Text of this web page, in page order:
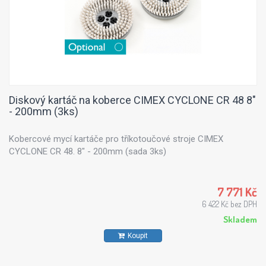
Diskový kartáč na koberce CIMEX CYCLONE CR 48 8"
- 200mm (3ks)
Kobercové mycí kartáče pro tříkotoučové stroje CIMEX
CYCLONE CR 48. 8" - 200mm (sada 3ks)
7 771 Kč
6 422 Kč bez DPH
Skladem
Koupit